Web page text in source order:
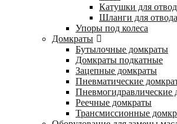
Катушки для
Шланги для
Упоры под колеса
Домкраты
Бутылочные домкраты
Домкраты подкатные
Зацепные домкраты
Пневматические
Пневмогидравлические
Реечные домкраты
Трансмиссионные